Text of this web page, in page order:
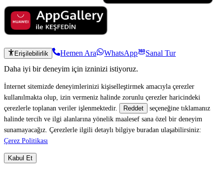
Erişilebilirlik Hemen Ara WhatsApp
Sanal Tur
Daha iyi bir deneyim için izninizi istiyoruz.
İnternet sitemizde deneyimlerinizi kişiselleştirmek amacıyla çerezler
kullanılmakta olup, izin vermeniz halinde zorunlu çerezler haricindeki
çerezlerle toplanan veriler işlenmektedir.
Reddet
seçeneğine tıklamanız
halinde tercih ve ilgi alanlarına yönelik maalesef sana özel bir deneyim
sunamayacağız. Çerezlerle ilgili detaylı bilgiye buradan ulaşabilirsiniz:
Çerez Politikası
Kabul Et